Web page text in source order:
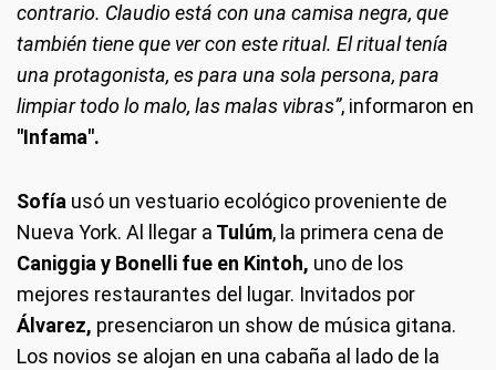
contrario. Claudio está con una camisa negra, que
también tiene que ver con este ritual. El ritual tenía
una protagonista, es para una sola persona, para
limpiar todo lo malo, las malas vibras”, informaron en
"Infama".
Sofía usó un vestuario ecológico proveniente de
Nueva York. Al llegar a Tulúm, la primera cena de
Caniggia y Bonelli fue en Kintoh, uno de los
mejores restaurantes del lugar. Invitados por
Álvarez, presenciaron un show de música gitana.
Los novios se alojan en una cabaña al lado de la